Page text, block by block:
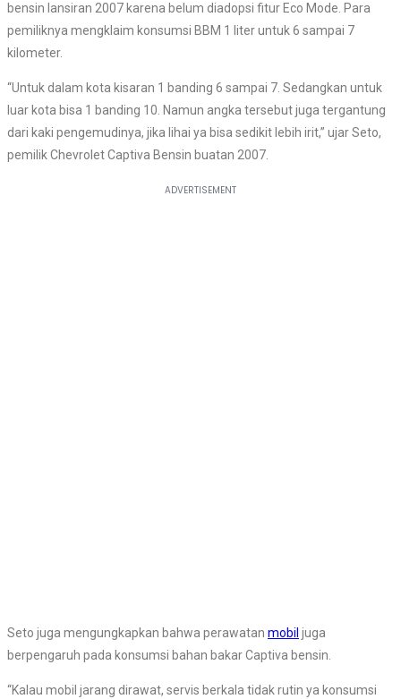
bensin lansiran 2007 karena belum diadopsi fitur Eco Mode. Para
pemiliknya mengklaim konsumsi BBM 1 liter untuk 6 sampai 7
kilometer.
“Untuk dalam kota kisaran 1 banding 6 sampai 7. Sedangkan untuk
luar kota bisa 1 banding 10. Namun angka tersebut juga tergantung
dari kaki pengemudinya, jika lihai ya bisa sedikit lebih irit,” ujar Seto,
pemilik Chevrolet Captiva Bensin buatan 2007.
Seto juga mengungkapkan bahwa perawatan mobil juga
berpengaruh pada konsumsi bahan bakar Captiva bensin.
“Kalau mobil jarang dirawat, servis berkala tidak rutin ya konsumsi